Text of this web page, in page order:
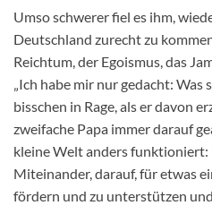
Umso schwerer fiel es ihm,
Deutschland zurecht zu
Reichtum, der Egoismus, das
„Ich habe mir nur gedacht: Was
bisschen in Rage, als er davon
zweifache Papa immer darauf
kleine Welt anders funktioniert:
Miteinander, darauf, für etwas
fördern und zu unterstützen